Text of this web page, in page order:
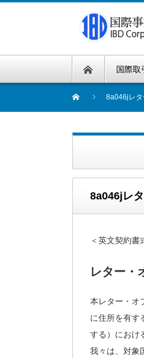
国際取
8a046jレタ
8a046jレ
＜英文契約書
レター・
本レター・
に住所を有
する）におけ
我々は、対